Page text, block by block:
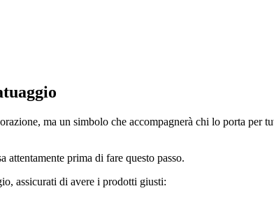
ma un simbolo che accompagnerà chi lo porta per
attentamente prima di fare questo passo.
assicurati di avere i prodotti giusti: